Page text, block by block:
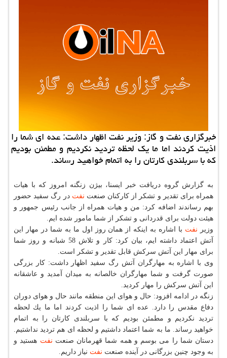
خبرگزاری نفت و گاز: وزیر نفت اظهار داشت: عده ای شما را
اذیت كردند اما ما یك لحظه تردید نكردیم و مطمئن بودیم
كه با سربلندی كارتان را به اتمام خواهید رساند.
به گزارش گروه دریافت خبر ایسنا، بیژن زنگنه امروز كه با هیات
همراه برای تقدیر و تشكر از كاركنان صنعت نفت در رگ سفید حضور
بهم رساندند اضافه كرد: من و هیات همراه از جانب رئیس جمهور و
هیئت دولت برای قدردانی و تشكر از شما مامور شده ایم.
وزیر نفت با اشاره به اینكه از همان روز اول ما به شما در مهار این
آتش اعتماد داشته ایم، بیان كرد: كار و تلاش 58 شبانه و روز شما
برای مهار این آتش سركش قابل تقدیر و تشكر است.
وی با اشاره به مهارگران آتش رگ سفید اظهار داشت: كار بزرگی
صورت گرفت و شما مهارگران خالصانه به میدان آمدید و عاشقانه
این آتش سركش را مهار كردید.
زنگه در ادامه افزود: حال و هوای این منطقه مانند حال و هوای دوران
دفاع مقدس را دارد. عده ای شما را اذیت كردند اما ما یك لحظه
تردید نكردیم و مطمئن بودیم كه با سربلندی كارتان را به اتمام
خواهید رساند. ما به شما اعتماد داشتیم و لحظه ای هم تردید نداشتیم.
دستان شما را می بوسم و همه شما قهرمانان صنعت نفت هستید و
به وجود چنین بزرگانی در آینده صنعت نفت نیاز داریم.